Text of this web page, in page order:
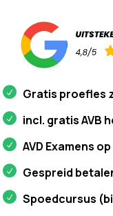
Gratis proefles
incl. gratis AVB
AVD Examens
Gespreid
Spoedcursus